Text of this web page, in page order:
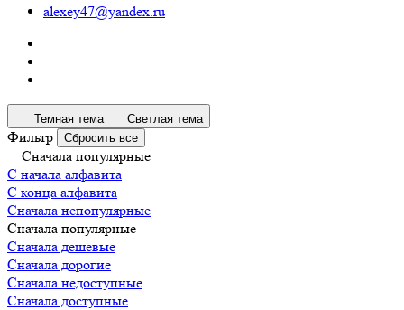
alexey47@yandex.ru
Темная тема Светлая тема
Фильтр Сбросить все
Сначала популярные
С начала алфавита
С конца алфавита
Сначала непопулярные
Сначала популярные
Сначала дешевые
Сначала дорогие
Сначала недоступные
Сначала доступные